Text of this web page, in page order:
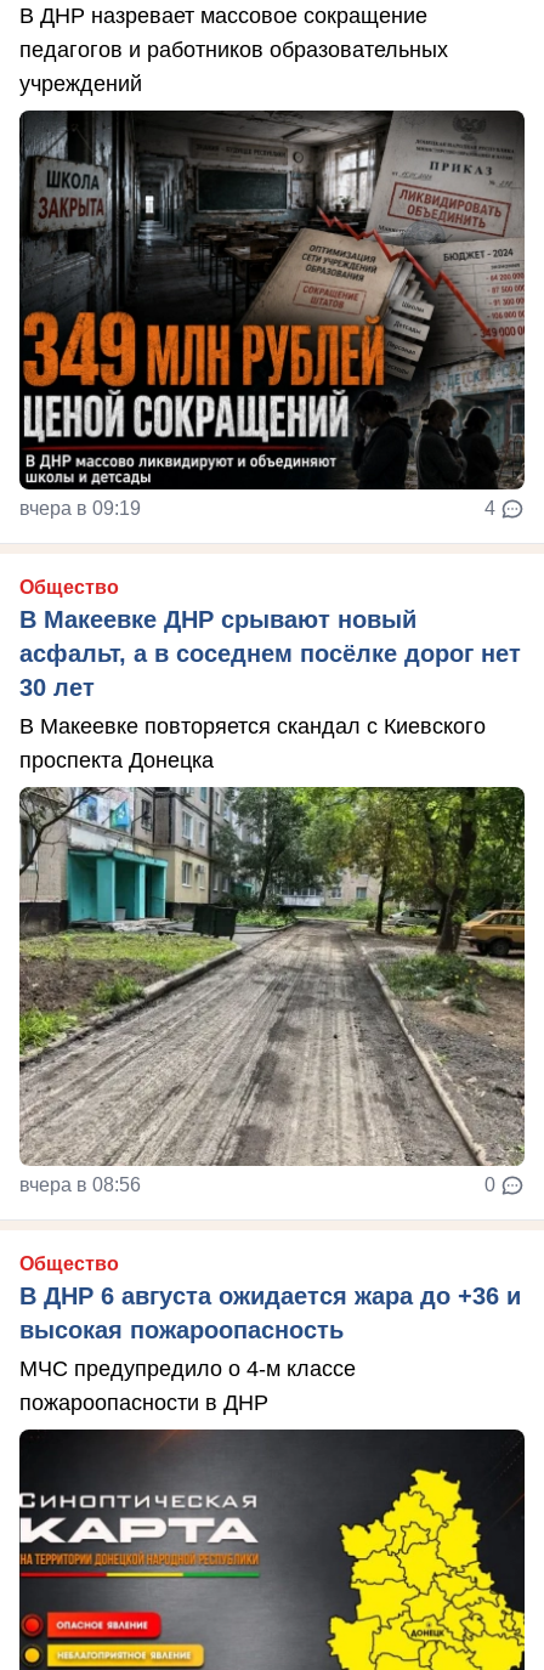
В ДНР назревает массовое сокращение
педагогов и работников образовательных
учреждений
вчера в 09:19 4
Общество
В Макеевке ДНР срывают новый
асфальт, а в соседнем посёлке дорог нет
30 лет
В Макеевке повторяется скандал с Киевского
проспекта Донецка
вчера в 08:56 0
Общество
В ДНР 6 августа ожидается жара до +36 и
высокая пожароопасность
МЧС предупредило о 4-м классе
пожароопасности в ДНР